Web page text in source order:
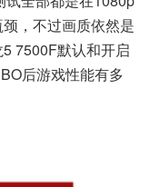
，不过画质依然是
7500F默认和开启
后游戏性能有多